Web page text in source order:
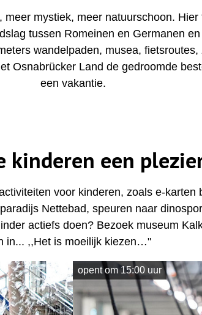
mystiek, meer natuurschoon.
tussen Romeinen en Germanen
wandelpaden, musea,
Osnabrücker Land de gedroomde
een vakantie.
kinderen een
voor kinderen, zoals e-karten
Nettebad, speuren naar
actiefs doen? Bezoek museum
in... ,,Het is moeilijk kiezen…"
opent om 15:00 uur